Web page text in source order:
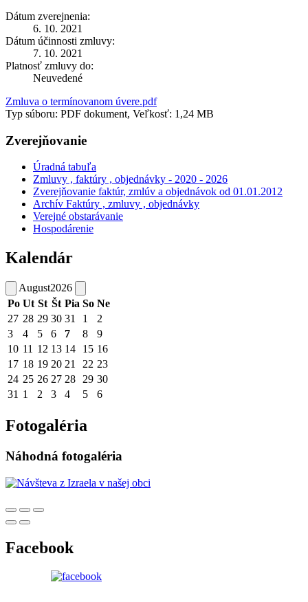
Dátum zverejnenia:
6. 10. 2021
Dátum účinnosti zmluvy:
7. 10. 2021
Platnosť zmluvy do:
Neuvedené
Zmluva o termínovanom úvere.pdf
Typ súboru: PDF dokument, Veľkosť: 1,24 MB
Zverejňovanie
Úradná tabuľa
Zmluvy , faktúry , objednávky - 2020 - 2026
Zverejňovanie faktúr, zmlúv a objednávok od 01.01.2012
Archív Faktúry , zmluvy , objednávky
Verejné obstarávanie
Hospodárenie
Kalendár
August2026
Po Ut St Št Pia So Ne
27 28 29 30 31 1
2
3
4 5 6 7 8
9
10 11 12 13 14 15 16
17 18 19 20 21 22 23
24 25 26 27 28 29 30
31 1 2 3 4 5 6
Fotogaléria
Náhodná fotogaléria
Facebook